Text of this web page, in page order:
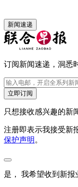
新闻速递
订阅新闻速递，洞悉
立即订阅
只想接收感兴趣的新
注册即表示我接受新
保护声明 。
是， 我希望收到新报